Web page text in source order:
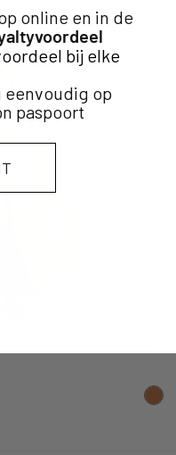
online en in de
bij elke
op
paspoort